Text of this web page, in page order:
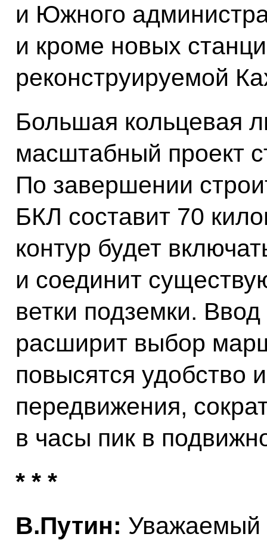
и Южного
и кроме новых
реконструируемой
Большая кольцевая
масштабный проект
По завершении
БКЛ составит 70
контур будет
и соединит
ветки подземки.
расширит выбор
повысятся удобство
передвижения,
в часы пик в
* * *
В.Путин: Уважаемый